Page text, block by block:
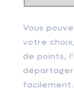
Vous
votre
de points,
facilement.